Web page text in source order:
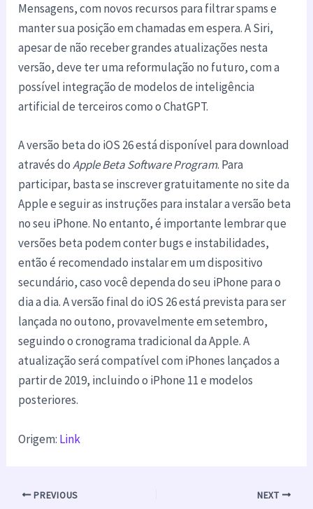
Mensagens, com novos recursos para filtrar spams e
manter sua posição em chamadas em espera. A Siri,
apesar de não receber grandes atualizações nesta
versão, deve ter uma reformulação no futuro, com a
possível integração de modelos de inteligência
artificial de terceiros como o ChatGPT.
A versão beta do iOS 26 está disponível para download
através doApple Beta Software Program. Para
participar, basta se inscrever gratuitamente no site da
Apple e seguir as instruções para instalar a versão beta
no seu iPhone. No entanto, é importante lembrar que
versões beta podem conter bugs e instabilidades,
então é recomendado instalar em um dispositivo
secundário, caso você dependa do seu iPhone para o
dia a dia. A versão final do iOS 26 está prevista para ser
lançada no outono, provavelmente em setembro,
seguindo o cronograma tradicional da Apple. A
atualização será compatível com iPhones lançados a
partir de 2019, incluindo o iPhone 11 e modelos
posteriores.
Origem: Link
PREVIOUS NEXT